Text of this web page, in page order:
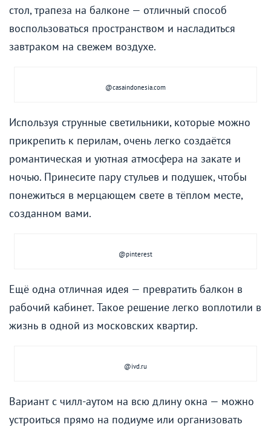
стол, трапеза на балконе — отличный способ
воспользоваться пространством и насладиться
завтраком на свежем воздухе.
@casaindonesia.com
Используя струнные светильники, которые можно
прикрепить к перилам, очень легко создаётся
романтическая и уютная атмосфера на закате и
ночью. Принесите пару стульев и подушек, чтобы
понежиться в мерцающем свете в тёплом месте,
созданном вами.
@pinterest
Ещё одна отличная идея — превратить балкон в
рабочий кабинет. Такое решение легко воплотили в
жизнь в одной из московских квартир.
@ivd.ru
Вариант с чилл-аутом на всю длину окна — можно
устроиться прямо на подиуме или организовать